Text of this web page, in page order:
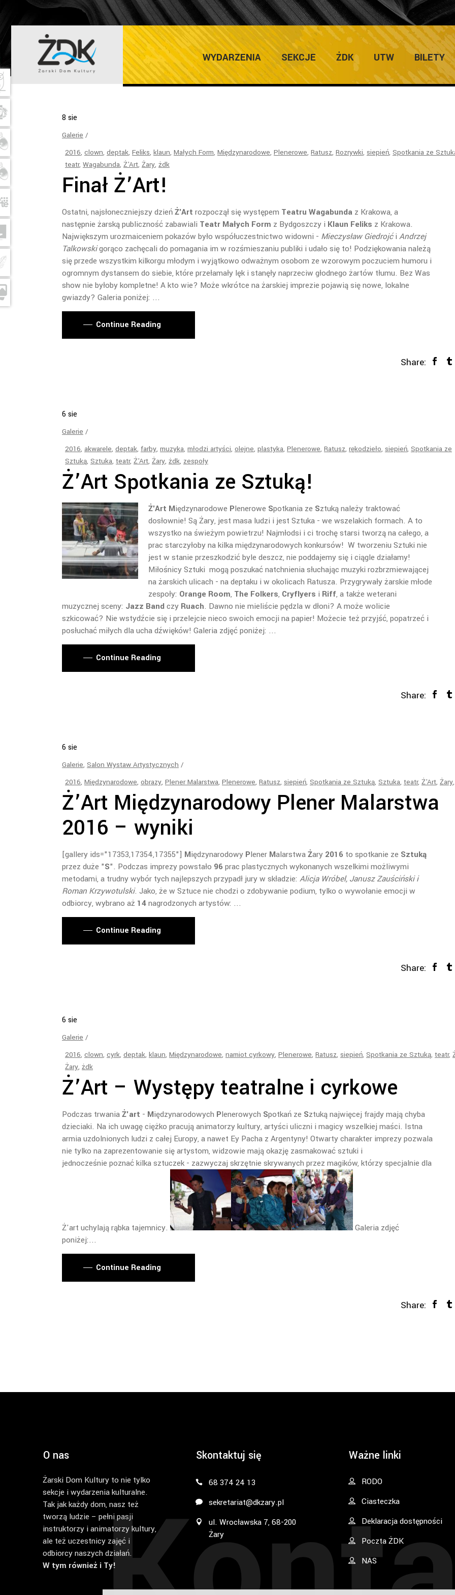
WYDARZENIA SEKCJE ŻDK UTW BILETY
RATUSZ TAG
8 sie
Galerie
2016, clown, deptak, Feliks, klaun, Małych Form, Międzynarodowe, Plenerowe, Ratusz, Rozrywki, siepień, Spotkania ze
teatr, Wagabunda, Ż'Art, Żary, żdk
Finał Ż’Art!
Ostatni, najsłoneczniejszy dzieńŻ'Art rozpoczął się występem Teatru Wagabunda z Krakowa, a
następnie żarską publiczność zabawiali Teatr Małych Form z Bydgoszczy i Klaun Feliks z Krakowa.
Największym urozmaiceniem pokazów było współuczestnictwo widowni - Mieczysław Giedrojći Andrzej
Talkowskigorąco zachęcali do pomagania im w rozśmieszaniu publiki i udało się to! Podziękowania należą
się przede wszystkim kilkorgu młodym i wyjątkowo odważnym osobom ze wzorowym poczuciem humoru i
ogromnym dystansem do siebie, które przełamały lęk i stanęły naprzeciw głodnego żartów tłumu. Bez Was
show nie byłoby kompletne! A kto wie? Może wkrótce na żarskiej imprezie pojawią się nowe, lokalne
gwiazdy? Galeria poniżej:
Continue Reading
Share:
6 sie
Galerie
2016, akwarele, deptak, farby, muzyka, młodzi artyści, olejne, plastyka, Plenerowe, Ratusz, rękodzieło, siepień, Spotkania ze
Sztuką, Sztuka, teatr, Ż'Art, Żary, żdk, zespoły
Ż’Art Spotkania ze Sztuką!
Ż'Art Międzynarodowe Plenerowe Spotkania ze Sztuką należy traktować
dosłownie! Są Żary, jest masa ludzi i jest Sztuka - we wszelakich formach. A to
wszystko na świeżym powietrzu! Najmłodsi i ci trochę starsi tworzą na całego, a
prac starczyłoby na kilka międzynarodowych konkursów! W tworzeniu Sztuki nie
jest w stanie przeszkodzić byle deszcz, nie poddajemy się i ciągle działamy!
Miłośnicy Sztuki mogą poszukać natchnienia słuchając muzyki rozbrzmiewającej
na żarskich ulicach - na deptaku i w okolicach Ratusza. Przygrywały żarskie młode
zespoły: Orange Room, The Folkers, Cryflyers i Riff, a także weterani
muzycznej sceny: Jazz Bandczy Ruach. Dawno nie mieliście pędzla w dłoni? A może wolicie
szkicować? Nie wstydźcie się i przelejcie nieco swoich emocji na papier! Możecie też przyjść, popatrzeć i
posłuchać miłych dla ucha dźwięków! Galeria zdjęć poniżej:
Continue Reading
Share:
6 sie
Galerie, Salon Wystaw Artystycznych
2016, Międzynarodowe, obrazy, Plener Malarstwa, Plenerowe, Ratusz, siepień, Spotkania ze Sztuką, Sztuka, teatr, Ż'Art, Żary,
Ż’Art Międzynarodowy Plener Malarstwa
2016 – wyniki
[gallery ids="17353,17354,17355"] Międzynarodowy Plener MalarstwaŻary 2016 to spotkanie ze Sztuką
przez duże "S". Podczas imprezy powstało 96 prac plastycznych wykonanych wszelkimi możliwymi
metodami, a trudny wybór tych najlepszych przypadł jury w składzie: Alicja Wróbel, Janusz Zauściński i
Roman Krzywotulski. Jako, że w Sztuce nie chodzi o zdobywanie podium, tylko o wywołanie emocji w
odbiorcy, wybrano aż 14nagrodzonych artystów:
Continue Reading
Share:
6 sie
Galerie
2016, clown, cyrk, deptak, klaun, Międzynarodowe, namiot cyrkowy, Plenerowe, Ratusz, siepień, Spotkania ze Sztuką, teatr,
Żary, żdk
Ż’Art – Występy teatralne i cyrkowe
Podczas trwaniaŻ'art - Międzynarodowych Plenerowych Spotkań ze Sztuką najwięcej frajdy mają chyba
dzieciaki. Na ich uwagę ciężko pracują animatorzy kultury, artyści uliczni i magicy wszelkiej maści. Istna
armia uzdolnionych ludzi z całej Europy, a nawet Ey Pacha z Argentyny! Otwarty charakter imprezy pozwala
nie tylko na zaprezentowanie się artystom, widzowie mają okazję zasmakować sztuki i
jednocześnie poznać kilka sztuczek - zazwyczaj skrzętnie skrywanych przez magików, którzy specjalnie dla
Ż'art uchylają rąbka tajemnicy.
Galeria zdjęć
poniżej:
Continue Reading
Share:
O nas
Żarski Dom Kultury to nie tylko
sekcje i wydarzenia kulturalne.
Tak jak każdy dom, nasz też
tworzą ludzie – pełni pasji
instruktorzy i animatorzy kultury,
ale też uczestnicy zajęć i
odbiorcy naszych działań.
W tym również i Ty!
Skontaktuj się
68 374 24 13
sekretariat@dkzary.pl
ul. Wrocławska 7, 68-200
Żary
Ważne linki
RODO
Ciasteczka
Deklaracja dostępności
Poczta ŻDK
NAS